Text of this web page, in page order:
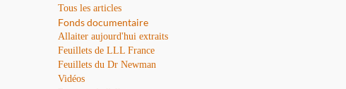
Tous les articles
Fonds documentaire
Allaiter aujourd'hui extraits
Feuillets de LLL France
Feuillets du Dr Newman
Vidéos